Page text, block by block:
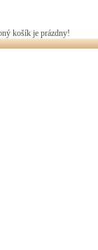
košík je prázdny!